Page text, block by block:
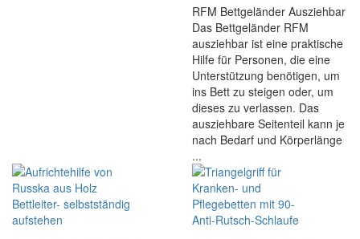
RFM Bettgeländer Ausziehbar
Das Bettgeländer RFM
ausziehbar ist eine praktische
Hilfe für Personen, die eine
Unterstützung benötigen, um
ins Bett zu steigen oder, um
dieses zu verlassen. Das
ausziehbare Seitenteil kann je
nach Bedarf und Körperlänge
...